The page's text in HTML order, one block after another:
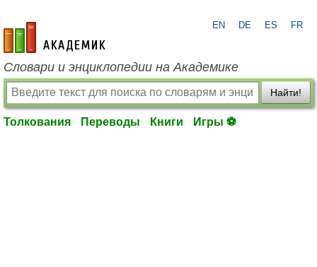
academic.ru
EN DE ES FR
Словари и энциклопедии на Академике
Найти!
Толкования Переводы Книги Игры ⚽